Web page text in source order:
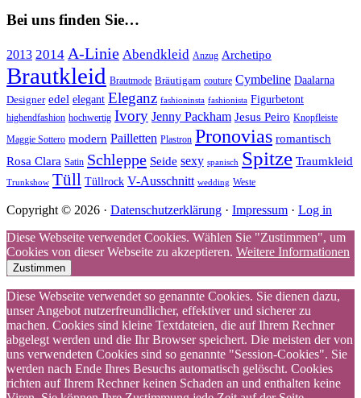
Bei uns finden Sie…
2013 2014 A-Linie Abendkleid Anzug Archetipo
Brautkleid Brautmode Bräutigam couture Cymbeline Daalarna
Designer edel elegant Eleganz fashioninsta fashionista Figurbetont
highendfashion hochwertig Ivory Jenny Packham Jesus Peiro Knopfleiste
Maggie Sottero modern Pailletten Plastron Pronovias romantisch
Rosa Clara Satin Schleppe Seide sexy spanisch Spitze Traumkleid
Trunkshow Tüll Tüllrock V-Ausschnitt wedding Weste
Copyright © 2026 · Datenschutzerklärung · Impressum · Log in
Diese Webseite verwendet Cookies. Wählen Sie "Zustimmen", um
Cookies von dieser Webseite zu akzeptieren. Weitere Informationen
Zustimmen
Diese Webseite verwendet so genannte Cookies. Sie dienen dazu,
unser Angebot nutzerfreundlicher, effektiver und sicherer zu
machen. Cookies sind kleine Textdateien, die auf Ihrem Rechner
abgelegt werden und die Ihr Browser speichert. Die meisten der von
uns verwendeten Cookies sind so genannte "Session-Cookies". Sie
werden nach Ende Ihres Besuchs automatisch gelöscht. Cookies
richten auf Ihrem Rechner keinen Schaden an und enthalten keine